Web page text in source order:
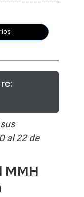
al 22 de
MMH